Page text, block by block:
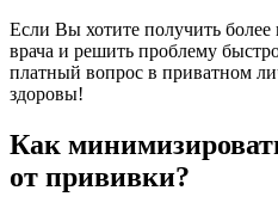
Если Вы хотите получить
врача и решить проблему
платный вопрос в приватном
здоровы!
Как
от прививки?